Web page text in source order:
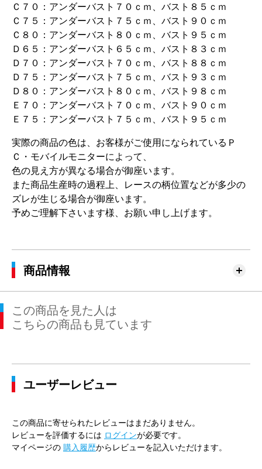
Ｃ７０：アンダーバスト７０ｃｍ、バスト８５ｃｍ
Ｃ７５：アンダーバスト７５ｃｍ、バスト９０ｃｍ
Ｃ８０：アンダーバスト８０ｃｍ、バスト９５ｃｍ
Ｄ６５：アンダーバスト６５ｃｍ、バスト８３ｃｍ
Ｄ７０：アンダーバスト７０ｃｍ、バスト８８ｃｍ
Ｄ７５：アンダーバスト７５ｃｍ、バスト９３ｃｍ
Ｄ８０：アンダーバスト８０ｃｍ、バスト９８ｃｍ
Ｅ７０：アンダーバスト７０ｃｍ、バスト９０ｃｍ
Ｅ７５：アンダーバスト７５ｃｍ、バスト９５ｃｍ
実際の商品の色は、お客様がご使用になられているＰ
Ｃ・モバイルモニターによって、
色の見え方が異なる場合が御座います。
また商品生産時の過程上、レースの柄位置などが多少の
ズレが生じる場合が御座います。
予めご理解下さいます様、お願い申し上げます。
商品情報
この商品を見た人は
こちらの商品も見ています
ユーザーレビュー
この商品に寄せられたレビューはまだありません。
レビューを評価するには ログインが必要です。
マイページの 購入履歴からレビューを記入いただけます。